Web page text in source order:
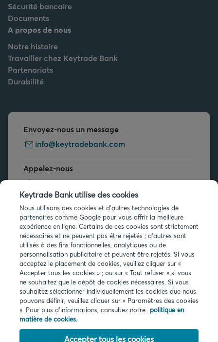
Sécurité bancaire
Documents
A propos de nous
Notre histoire
Travailler chez Keytrade Bank
Partenariats
Durabilité
Envoyez-nous un message
info@keytradebank.com
Appelez-nous
+32 2 679 90 00
Vous avez des questions ?
Questions fréquentes
Infos légales
Privacy
Cookies
PSD2
Accessibilité
Keytrade Bank utilise des cookies
Nous utilisons des cookies et d'autres technologies de
partenaires comme Google pour vous offrir la meilleure
expérience en ligne. Certains de ces cookies sont strictement
nécessaires et ne peuvent pas être rejetés ; d'autres sont
utilisés à des fins fonctionnelles, analytiques ou de
personnalisation publicitaire et peuvent être rejetés. Si vous
acceptez le placement de cookies, veuillez cliquer sur «
Accepter tous les cookies » ; ou sur « Tout refuser » si vous
ne souhaitez que le dépôt de cookies nécessaires. Si vous
souhaitez sélectionner individuellement les cookies que nous
pouvons définir, veuillez cliquer sur « Paramètres des cookies
». Pour plus d'informations, consultez notre politique en
matière de cookies.
Accepter tous les cookies